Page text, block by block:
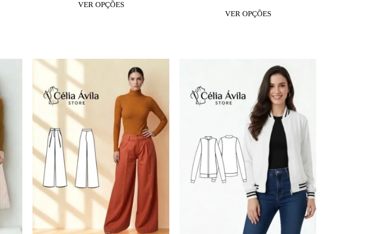
VER OPÇÕES
VER OPÇÕES